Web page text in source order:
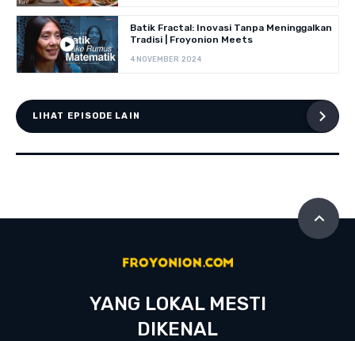
Batik Fractal: Inovasi Tanpa Meninggalkan
Tradisi | Froyonion Meets
4 NOVEMBER 2024
LIHAT EPISODE LAIN
YANG LOKAL MESTI
DIKENAL